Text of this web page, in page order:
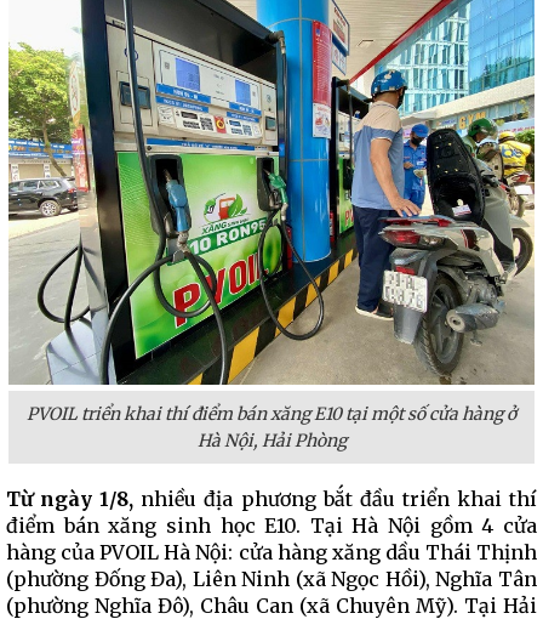
PVOIL triển khai thí điểm bán xăng E10 tại một số cửa hàng ở
Hà Nội, Hải Phòng
Từ ngày 1/8, nhiều địa phương bắt đầu triển khai thí
điểm bán xăng sinh học E10. Tại Hà Nội gồm 4 cửa
hàng của PVOIL Hà Nội: cửa hàng xăng dầu Thái Thịnh
(phường Đống Đa), Liên Ninh (xã Ngọc Hồi), Nghĩa Tân
(phường Nghĩa Đô), Châu Can (xã Chuyên Mỹ). Tại Hải